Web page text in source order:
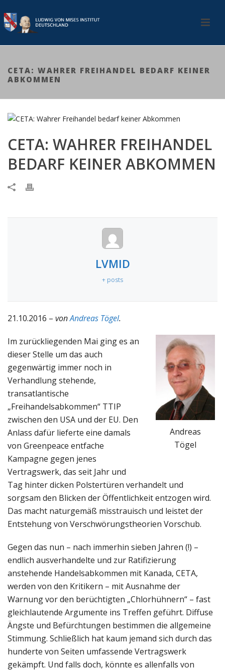
CETA: WAHRER FREIHANDEL BEDARF KEINER
ABKOMMEN
CETA: WAHRER FREIHANDEL
BEDARF KEINER ABKOMMEN
LVMID
+ posts
21.10.2016 – vonAndreas Tögel.
Andreas
Tögel
Im zurückliegenden Mai ging es an
dieser Stelle um das auch
gegenwärtig immer noch in
Verhandlung stehende,
transatlantische
„Freihandelsabkommen“ TTIP
zwischen den USA und der EU. Den
Anlass dafür lieferte eine damals
von Greenpeace entfache
Kampagne gegen jenes
Vertragswerk, das seit Jahr und
Tag hinter dicken Polstertüren verhandelt und
sorgsam den Blicken der Öffentlichkeit entzogen wird.
Das macht naturgemäß misstrauisch und leistet der
Entstehung von Verschwörungstheorien Vorschub.
Gegen das nun – nach immerhin sieben Jahren (!) –
endlich ausverhandelte und zur Ratifizierung
anstehende Handelsabkommen mit Kanada, CETA,
werden von den Kritikern – mit Ausnahme der
Warnung vor den berüchtigten „Chlorhühnern“ – fast
gleichlautende Argumente ins Treffen geführt. Diffuse
Ängste und Befürchtungen bestimmen die allgemeine
Stimmung. Schließlich hat kaum jemand sich durch das
hunderte von Seiten umfassende Vertragswerk
gekämpft. Und falls doch, könnte es allenfalls von